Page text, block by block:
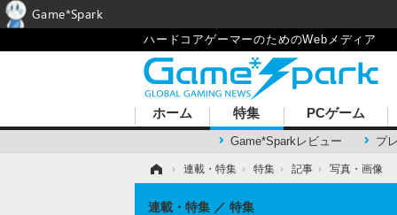
ハードコアゲーマーのためのWebメディア
ホーム 特集
Game*Sparkレビュー プ
PCゲーム
› 連載・特集 › 特集 › 記事 › 写真・画像
連載・特集 特集
Game*Spark